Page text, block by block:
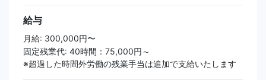
給与
月給: 300,000円〜
固定残業代: 40時間：75,000円～
※超過した時間外労働の残業手当は追加で支給いたします